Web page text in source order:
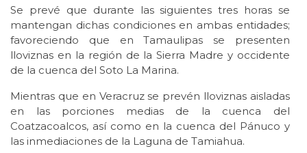
Se prevé que durante las siguientes tres horas se
mantengan dichas condiciones en ambas entidades;
favoreciendo que en Tamaulipas se presenten
lloviznas en la región de la Sierra Madre y occidente
de la cuenca del Soto La Marina.
Mientras que en Veracruz se prevén lloviznas aisladas
en las porciones medias de la cuenca del
Coatzacoalcos, así como en la cuenca del Pánuco y
las inmediaciones de la Laguna de Tamiahua.